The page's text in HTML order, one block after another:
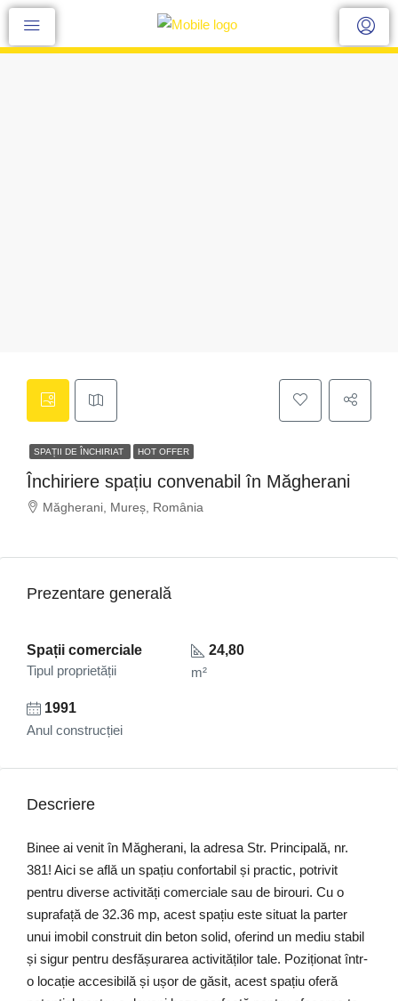
SPAȚII DE ÎNCHIRIAT HOT OFFER
Închiriere spațiu convenabil în Măgherani
Măgherani, Mureș, România
Prezentare generală
Spații comerciale
Tipul proprietății
24,80
m²
1991
Anul construcției
Descriere
Binee ai venit în Măgherani, la adresa Str. Principală, nr.
381! Aici se află un spațiu confortabil și practic, potrivit
pentru diverse activități comerciale sau de birouri. Cu o
suprafață de 32.36 mp, acest spațiu este situat la parter
unui imobil construit din beton solid, oferind un mediu stabil
și sigur pentru desfășurarea activităților tale. Poziționat într-
o locație accesibilă și ușor de găsit, acest spațiu oferă